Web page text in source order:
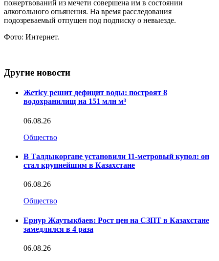
пожертвований из мечети совершена им в состоянии
алкогольного опьянения. На время расследования
подозреваемый отпущен под подписку о невыезде.
Фото: Интернет.
Другие новости
Жетісу решит дефицит воды: построят 8
водохранилищ на 151 млн м³
06.08.26
Общество
В Талдыкоргане установили 11-метровый купол: он
стал крупнейшим в Казахстане
06.08.26
Общество
Ернур Жаутыкбаев: Рост цен на СЗПТ в Казахстане
замедлился в 4 раза
06.08.26